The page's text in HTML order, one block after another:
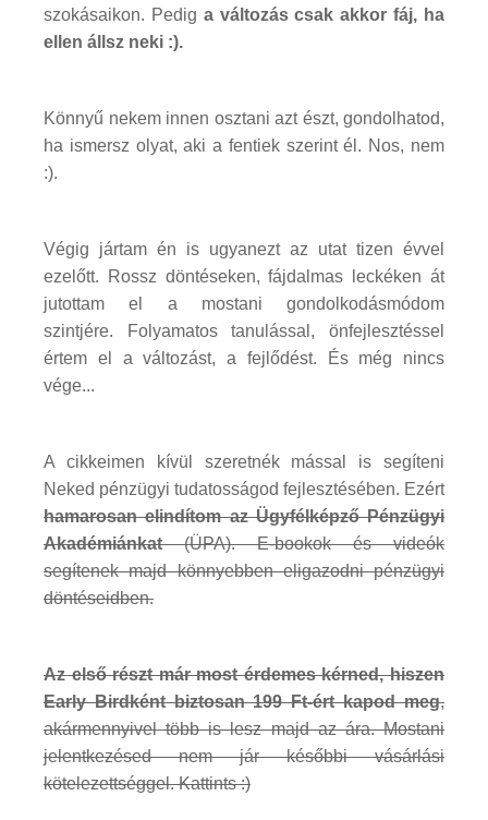
szokásaikon. Pedig a változás csak akkor fáj, ha
ellen állsz neki :).
Könnyű nekem innen osztani azt észt, gondolhatod,
ha ismersz olyat, aki a fentiek szerint él. Nos, nem
:).
Végig jártam én is ugyanezt az utat tizen évvel
ezelőtt. Rossz döntéseken, fájdalmas leckéken át
jutottam el a mostani gondolkodásmódom
szintjére. Folyamatos tanulással, önfejlesztéssel
értem el a változást, a fejlődést. És még nincs
vége...
A cikkeimen kívül szeretnék mással is segíteni
Neked pénzügyi tudatosságod fejlesztésében. Ezért
hamarosan elindítom az Ügyfélképző Pénzügyi
Akadémiánkat(ÜPA). E-bookok és videók
segítenek majd könnyebben eligazodni pénzügyi
döntéseidben.
Az első részt már most érdemes kérned, hiszen
Early Birdként biztosan 199 Ft-ért kapod meg,
akármennyivel több is lesz majd az ára. Mostani
jelentkezésed nem jár későbbi vásárlási
kötelezettséggel. Kattints :)